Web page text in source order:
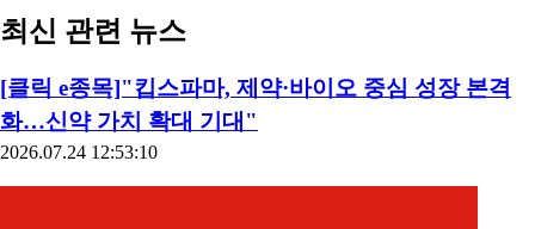
최신 관련 뉴스
[클릭 e종목]"킵스파마, 제약·바이오 중심 성장 본격
화…신약 가치 확대 기대"
2026.07.24 12:53:10